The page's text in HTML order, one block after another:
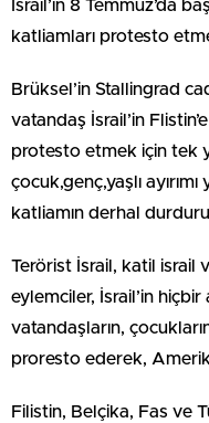
İsrail’in 8 Temmuz’da
katliamları protesto
Brüksel’in Stallingrad
vatandaş İsrail’in Flistin’e
protesto etmek için tek
çocuk,genç,yaşlı
katliamın derhal
Terörist İsrail, katil israil
eylemciler, İsrail’in
vatandaşların,
proresto ederek,
Filistin, Belçika, Fas ve